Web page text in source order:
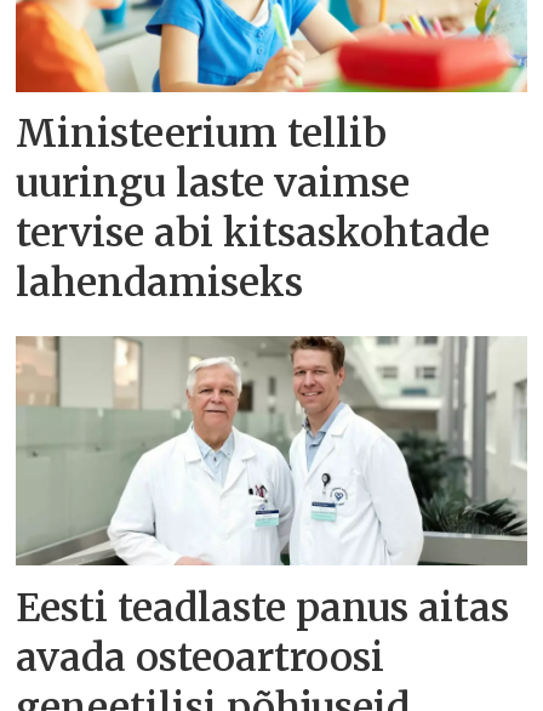
Ministeerium tellib
uuringu laste vaimse
tervise abi kitsaskohtade
lahendamiseks
Eesti teadlaste panus aitas
avada osteoartroosi